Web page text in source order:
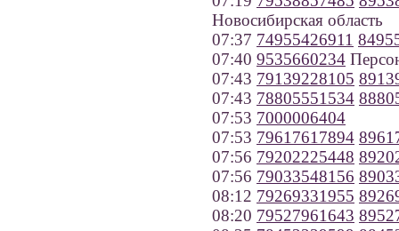
Новосибирская область
07:37 74955426911
07:40 9535660234
07:43 79139228105
07:43 78805551534
07:53 7000006404
07:53 79617617894
07:56 79202225448
07:56 79033548156
08:12 79269331955
08:20 79527961643